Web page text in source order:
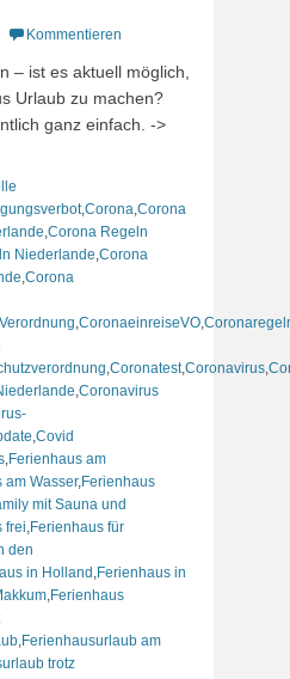
Kommentieren
– ist es aktuell möglich,
Urlaub zu machen?
ganz einfach. ->
,Corona Corona
Corona Regeln
Niederlande Corona
Corona
CoronaeinreiseVO
Coronatest,Coronavirus
Coronavirus
Covid
Ferienhaus am
am Wasser, Ferienhaus
mit Sauna und
frei Ferienhaus für
den
in Holland Ferienhaus in
Ferienhaus
Ferienhausurlaub am
trotz